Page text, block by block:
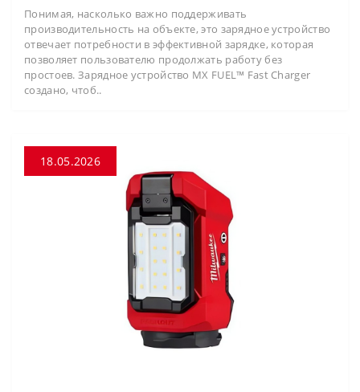
Понимая, насколько важно поддерживать
производительность на объекте, это зарядное устройство
отвечает потребности в эффективной зарядке, которая
позволяет пользователю продолжать работу без
простоев. Зарядное устройство MX FUEL™ Fast Charger
создано, чтоб..
18.05.2026